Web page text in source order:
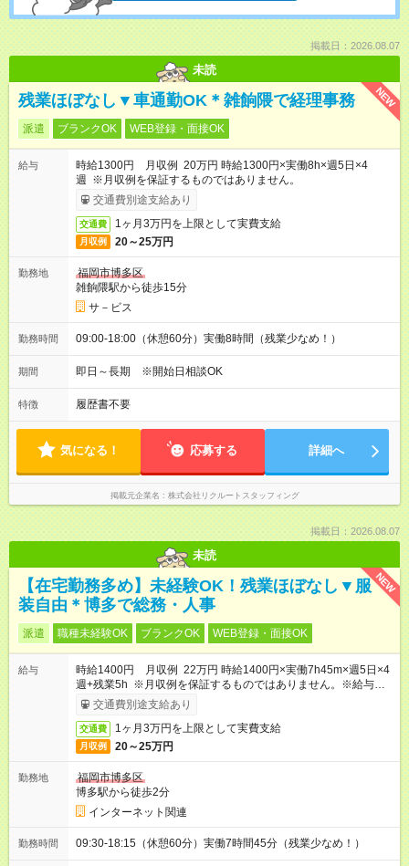
掲載日：2026.08.07
未読
NEW
残業ほぼなし▼車通勤OK＊雑餉隈で経理事務
派遣 ブランクOK WEB登録・面接OK
給与
時給1300円 月収例 20万円 時給1300円×実働8h×週5日×4
週 ※月収例を保証するものではありません。
交通費別途支給あり
交通費 1ヶ月3万円を上限として実費支給
月収例 20～25万円
勤務地
福岡市博多区
雑餉隈駅から徒歩15分
サ－ビス
勤務時間 09:00-18:00（休憩60分）実働8時間（残業少なめ！）
期間 即日～長期 ※開始日相談OK
特徴 履歴書不要
気になる！ 応募する 詳細へ
掲載元企業名 株式会社リクルートスタッフィング
掲載日：2026.08.07
未読
NEW
【在宅勤務多め】未経験OK！残業ほぼなし▼服
装自由＊博多で総務・人事
派遣 職種未経験OK ブランクOK WEB登録・面接OK
給与
時給1400円 月収例 22万円 時給1400円×実働7h45m×週5日×4
週+残業5h ※月収例を保証するものではありません。※給与即受
取りサービス利用可（利用条件有）
交通費別途支給あり
交通費 1ヶ月3万円を上限として実費支給
月収例 20～25万円
勤務地
福岡市博多区
博多駅から徒歩2分
インターネット関連
勤務時間 09:30-18:15（休憩60分）実働7時間45分（残業少なめ！）